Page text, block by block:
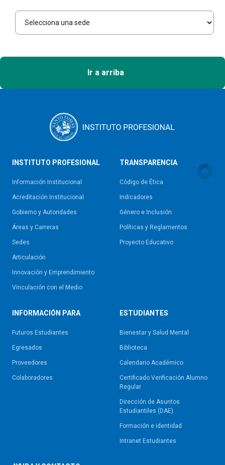
Ir a arriba
INSTITUTO PROFESIONAL
Información Institucional
Acreditación Institucional
Gobierno y Autoridades​
Áreas y Carreras
Sedes
Articulación
Innovación y Emprendimiento
Vinculación con el Medio
TRANSPARENCIA
Código de Ética
Indicadores
Género e Inclusión
Políticas y Reglamentos​
Proyecto Educativo
INFORMACIÓN PARA
Futuros Estudiantes
Egresados
Proveedores
Colaboradores
ESTUDIANTES
Bienestar y Salud Mental
Biblioteca
Calendario Académico
Certificado Verificación Alumno
Regular
Dirección de Asuntos
Estudiantiles (DAE)
Formación e identidad
Intranet Estudiantes